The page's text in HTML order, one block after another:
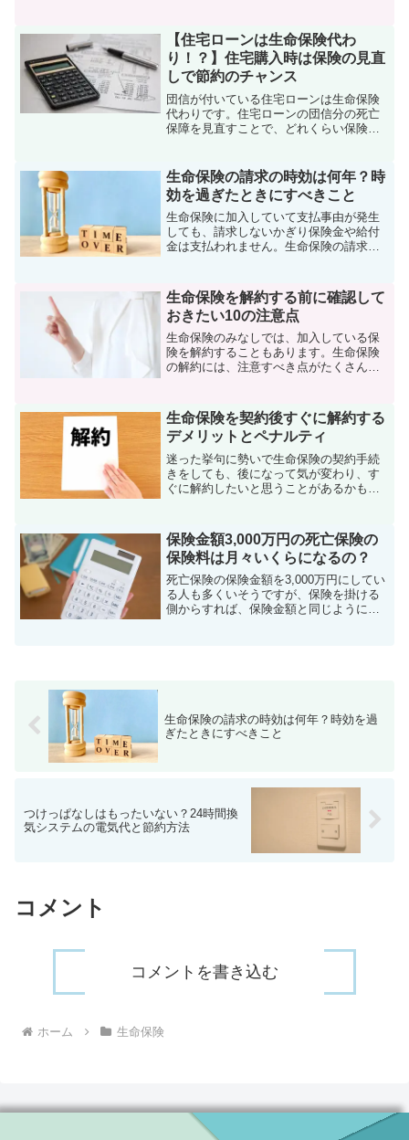
ターンを挙げ、後悔しないための5つの方
法を紹介します。
【住宅ローンは生命保険代わ
り！？】住宅購入時は保険の見直
しで節約のチャンス
団信が付いている住宅ローンは生命保険
代わりです。住宅ローンの団信分の死亡
保障を見直すことで、どれくらい保険料
解説しています。
生命保険の請求の時効は何年？時
効を過ぎたときにすべきこと
生命保険に加入していて支払事由が発生
しても、請求しないかぎり保険金や給付
金は支払われません。生命保険の請求の
か、くわしく解説していきます。
生命保険を解約する前に確認して
おきたい10の注意点
生命保険のみなしでは、加入している保
険を解約することもあります。生命保険
の解約には、注意すべき点がたくさんあ
く解説しています。
生命保険を契約後すぐに解約する
デメリットとペナルティ
迷った挙句に勢いで生命保険の契約手続
きをしても、後になって気が変わり、す
ぐに解約したいと思うことがあるかもし
ティについてくわしく解説していきま
す。
保険金額3,000万円の死亡保険の
保険料は月々いくらになるの？
死亡保険の保険金額を3,000万円にしてい
る人も多くいそうですが、保険を掛ける
側からすれば、保険金額と同じように気
生命保険の請求の時効は何年？時効を過
ぎたときにすべきこと
つけっぱなしはもったいない？24時間換
気システムの電気代と節約方法
コメント
コメントを書き込む
ホーム 生命保険